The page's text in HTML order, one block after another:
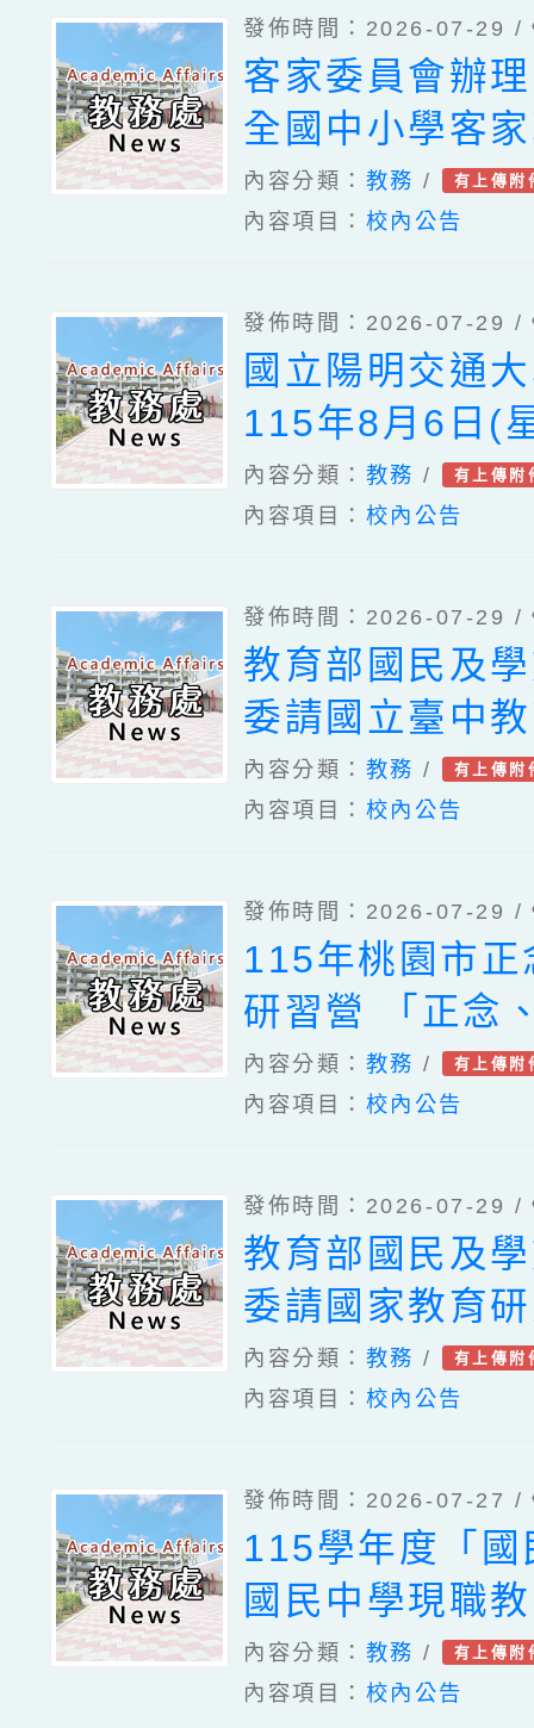
發佈時間：2026-07-29 /
客家委員會辦
全國中小學客
賽」訂於115
辦理分區初賽
辦理114學年度
合十二年國教
及「客語沉浸
民中學及小學
「桃園客語開
勵平臺」教育
內容分類： 教務 / 有上傳附
內容項目： 校內公告
發佈時間：2026-07-29 /
國立陽明交通
115年8月6日(
理「2026 K-
與教育創新研
內容分類： 教務 / 有上傳附
內容項目： 校內公告
發佈時間：2026-07-29 /
教育部國民及
委請國立臺中
理「115年原住
跨領域議題教
教育創新論壇
坊、國立高雄
理「生成式AI
自然領域教師
北教育大學辦理
「C⁺1《親子科
主學習概念探
講師培訓工作
內容分類： 教務 / 有上傳附
內容項目： 校內公告
發佈時間：2026-07-29 /
115年桃園市正
研習營 「正念
學習與生命教
師梯次)」一案
臺中教育大學
年度教師專業
「夢的N次方」
壇（中區臺中
成就學生數學
有效教學示例
習」更正後簡
內容分類： 教務 / 有上傳附
內容項目： 校內公告
發佈時間：2026-07-29 /
教育部國民及
委請國家教育
「115年度教學
本土語教學支
國民及學前教
簡稱國教署）
育研究院辦理
教學基地學校
內容分類： 教務 / 有上傳附
內容項目： 校內公告
發佈時間：2026-07-27 /
115學年度「國
國民中學現職
灣台語/客語中
言能力認證考
內容分類： 教務 / 有上傳附
內容項目： 校內公告